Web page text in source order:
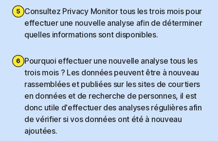
Consultez Privacy Monitor tous les trois mois pour
effectuer une nouvelle analyse afin de déterminer
quelles informations sont disponibles.
Pourquoi effectuer une nouvelle analyse tous les
trois mois ? Les données peuvent être à nouveau
rassemblées et publiées sur les sites de courtiers
en données et de recherche de personnes, il est
donc utile d'effectuer des analyses régulières afin
de vérifier si vos données ont été à nouveau
ajoutées.